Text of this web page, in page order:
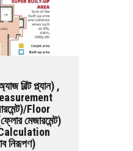
বিল্ট প্ল্যান) ,
Floor
মেজারমেন্ট)
নিরূপণ)